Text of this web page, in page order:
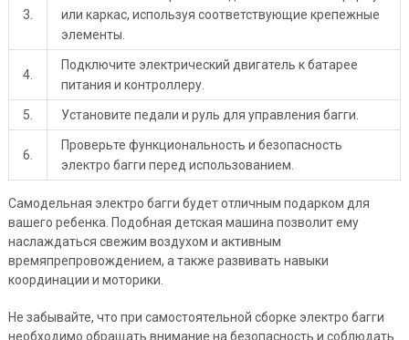
3.
или каркас, используя соответствующие крепежные
элементы.
4.
Подключите электрический двигатель к батарее
питания и контроллеру.
5. Установите педали и руль для управления багги.
6.
Проверьте функциональность и безопасность
электро багги перед использованием.
Самодельная электро багги будет отличным подарком для
вашего ребенка. Подобная детская машина позволит ему
наслаждаться свежим воздухом и активным
времяпрепровождением, а также развивать навыки
координации и моторики.
Не забывайте, что при самостоятельной сборке электро багги
необходимо обращать внимание на безопасность и соблюдать